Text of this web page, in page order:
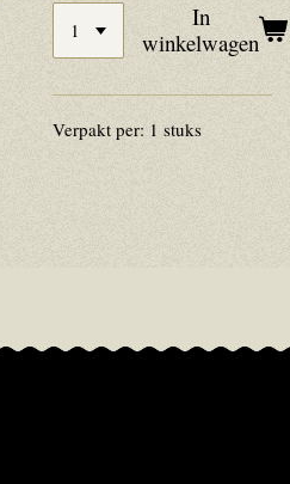
In
winkelwagen
Verpakt per: 1 stuks